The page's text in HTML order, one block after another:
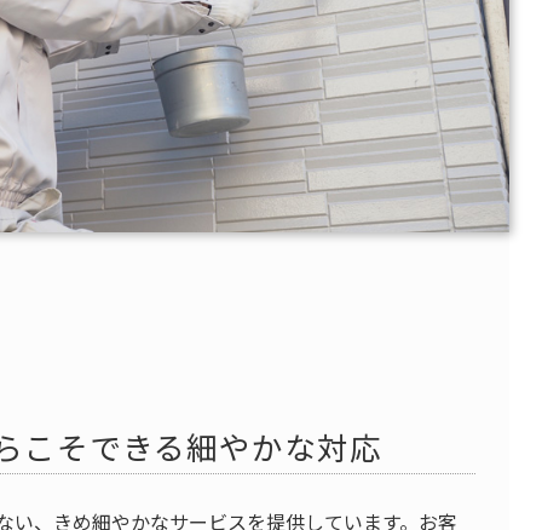
こそできる細やかな対応
い、きめ細やかなサービスを提供しています。お客